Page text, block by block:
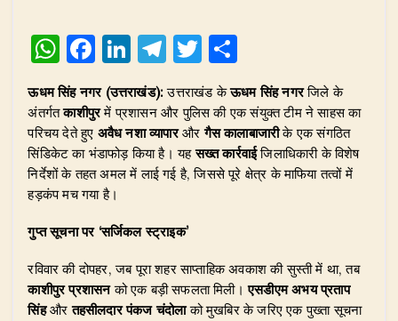
W
h
at
s
A
p
p
F
a
c
e
b
o
o
k
Li
n
k
e
dI
n
T
e
g
ra
m
T
w
it
te
r
ar
e
ऊधम सिंह नगर (उत्तराखंड):उत्तराखंड केऊधम सिंह नगरजिले के
अंतर्गतकाशीपुरमें प्रशासन और पुलिस की एक संयुक्त टीम ने साहस का
परिचय देते हुए अवैध नशा व्यापारऔरगैस कालाबाजारीके एक संगठित
सिंडिकेट का भंडाफोड़ किया है। यहसख्त कार्रवाईजिलाधिकारी के विशेष
निर्देशों के तहत अमल में लाई गई है, जिससे पूरे क्षेत्र के माफिया तत्वों में
हड़कंप मच गया है।
गुप्त सूचना पर ‘सर्जिकल स्ट्राइक’
रविवार की दोपहर, जब पूरा शहर साप्ताहिक अवकाश की सुस्ती में था, तब
काशीपुर प्रशासनको एक बड़ी सफलता मिली।एसडीएम अभय प्रताप
सिंहऔरतहसीलदार पंकज चंदोलाको मुखबिर के जरिए एक पुख्ता सूचना